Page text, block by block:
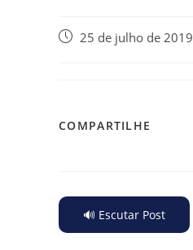
25 de julho de 2019
COMPARTILHE
🔊 Escutar Post